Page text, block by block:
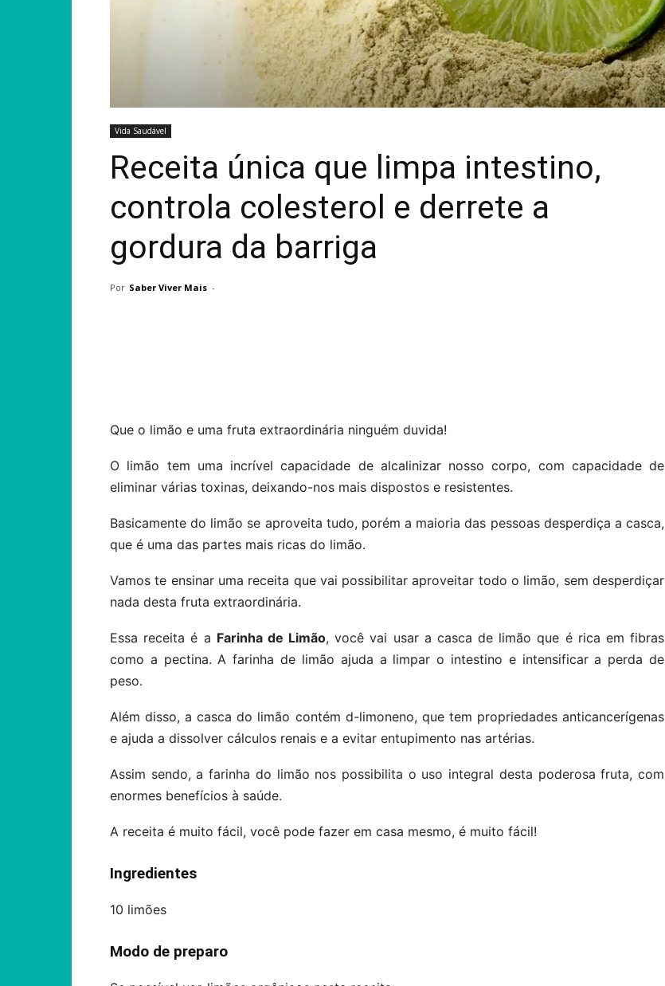
Vida Saudável
Receita única que limpa intestino,
controla colesterol e derrete a
gordura da barriga
Por Saber Viver Mais -
Que o limão e uma fruta extraordinária ninguém duvida!
O limão tem uma incrível capacidade de alcalinizar nosso corpo, com capacidade de
eliminar várias toxinas, deixando-nos mais dispostos e resistentes.
Basicamente do limão se aproveita tudo, porém a maioria das pessoas desperdiça a casca,
que é uma das partes mais ricas do limão.
Vamos te ensinar uma receita que vai possibilitar aproveitar todo o limão, sem desperdiçar
nada desta fruta extraordinária.
Essa receita é a Farinha de Limão, você vai usar a casca de limão que é rica em fibras
como a pectina. A farinha de limão ajuda a limpar o intestino e intensificar a perda de
peso.
Além disso, a casca do limão contém d-limoneno, que tem propriedades anticancerígenas
e ajuda a dissolver cálculos renais e a evitar entupimento nas artérias.
Assim sendo, a farinha do limão nos possibilita o uso integral desta poderosa fruta, com
enormes benefícios à saúde.
A receita é muito fácil, você pode fazer em casa mesmo, é muito fácil!
Ingredientes
10 limões
Modo de preparo